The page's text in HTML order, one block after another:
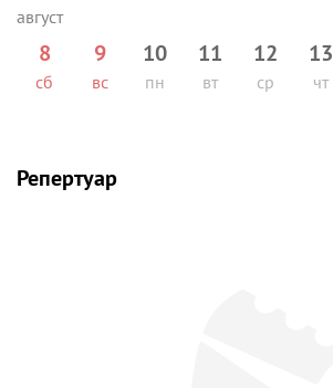
8
сб
9
вс
10
пн
11
вт
12
ср
13
чт
Репертуар